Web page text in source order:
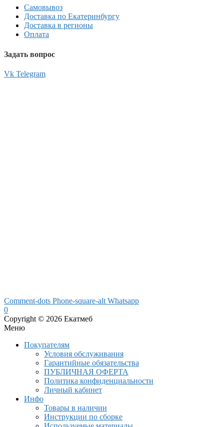
Самовывоз
Доставка по Екатеринбургу
Доставка в регионы
Оплата
Задать вопрос
Vk Telegram
Comment-dots Phone-square-alt Whatsapp
0
Copyright © 2026 Екатмеб
Меню
Покупателям
Условия обслуживания
Гарантийные обязательства
ПУБЛИЧНАЯ ОФЕРТА
Политика конфиденциальности
Личный кабинет
Инфо
Товары в наличии
Инструкции по сборке